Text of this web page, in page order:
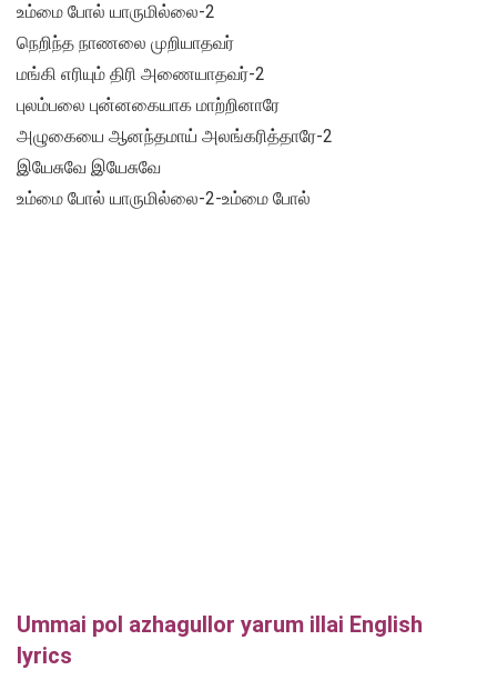
உம்மை போல் யாருமில்லை-2
நெறிந்த நாணலை முறியாதவர்
மங்கி எரியும் திரி அணையாதவர்-2
புலம்பலை புன்னகையாக மாற்றினாரே
அழுகையை ஆனந்தமாய் அலங்கரித்தாரே-2
இயேசுவே இயேசுவே
உம்மை போல் யாருமில்லை-2-உம்மை போல்
Ummai pol azhagullor yarum illai English
lyrics